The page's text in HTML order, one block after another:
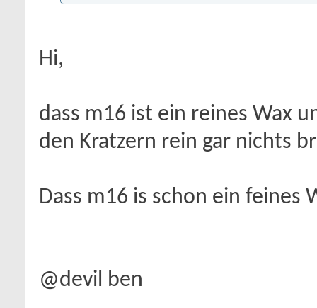
Hi,
dass m16 ist ein reines Wax
den Kratzern rein gar nichts
Dass m16 is schon ein feines
@devil ben